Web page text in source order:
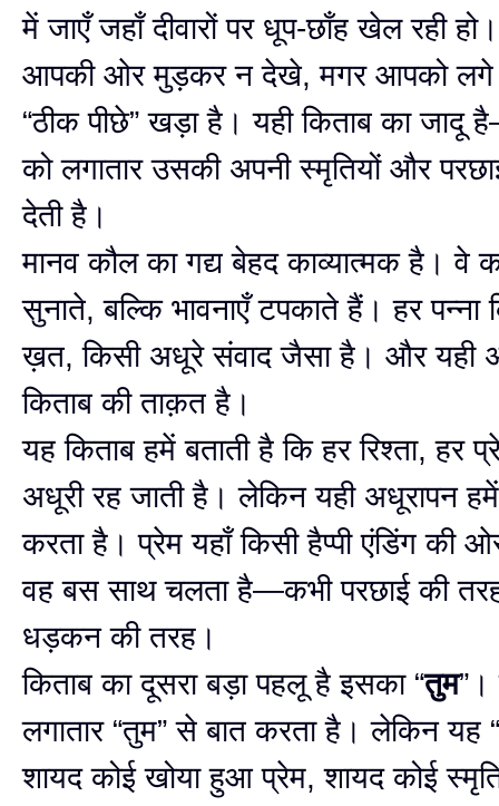
में जाएँ जहाँ दीवारों पर धूप-छाँह खेल रही
आपकी ओर मुड़कर न देखे, मगर आपको लगे
“ठीक पीछे” खड़ा है। यही किताब का जादू
को लगातार उसकी अपनी स्मृतियों और
देती है।
मानव कौल का गद्य बेहद काव्यात्मक है। वे
सुनाते, बल्कि भावनाएँ टपकाते हैं। हर पन्ना
ख़त, किसी अधूरे संवाद जैसा है। और यही
किताब की ताक़त है।
यह किताब हमें बताती है कि हर रिश्ता, हर
अधूरी रह जाती है। लेकिन यही अधूरापन हमें
करता है। प्रेम यहाँ किसी हैप्पी एंडिंग की
वह बस साथ चलता है—कभी परछाई की
धड़कन की तरह।
किताब का दूसरा बड़ा पहलू है इसका “तुम
लगातार “तुम” से बात करता है। लेकिन यह
शायद कोई खोया हुआ प्रेम, शायद कोई